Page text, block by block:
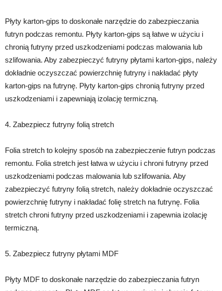
Płyty karton-gips to doskonałe narzędzie do zabezpieczania
futryn podczas remontu. Płyty karton-gips są łatwe w użyciu i
chronią futryny przed uszkodzeniami podczas malowania lub
szlifowania. Aby zabezpieczyć futryny płytami karton-gips, należy
dokładnie oczyszczać powierzchnię futryny i nakładać płyty
karton-gips na futrynę. Płyty karton-gips chronią futryny przed
uszkodzeniami i zapewniają izolację termiczną.
4. Zabezpiecz futryny folią stretch
Folia stretch to kolejny sposób na zabezpieczenie futryn podczas
remontu. Folia stretch jest łatwa w użyciu i chroni futryny przed
uszkodzeniami podczas malowania lub szlifowania. Aby
zabezpieczyć futryny folią stretch, należy dokładnie oczyszczać
powierzchnię futryny i nakładać folię stretch na futrynę. Folia
stretch chroni futryny przed uszkodzeniami i zapewnia izolację
termiczną.
5. Zabezpiecz futryny płytami MDF
Płyty MDF to doskonałe narzędzie do zabezpieczania futryn